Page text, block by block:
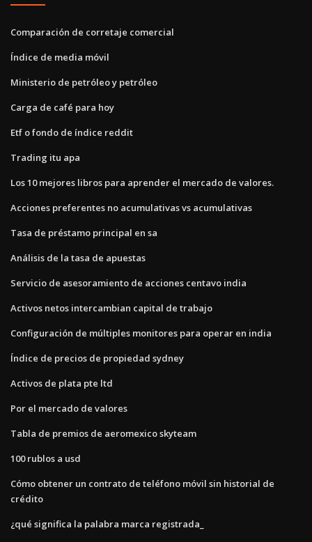
Comparación de corretaje comercial
Índice de media móvil
Ministerio de petróleo y petróleo
Carga de café para hoy
Etf o fondo de índice reddit
Trading itu apa
Los 10 mejores libros para aprender el mercado de valores.
Acciones preferentes no acumulativas vs acumulativas
Tasa de préstamo principal en sa
Análisis de la tasa de apuestas
Servicio de asesoramiento de acciones centavo india
Activos netos intercambian capital de trabajo
Configuración de múltiples monitores para operar en india
Índice de precios de propiedad sydney
Activos de plata pte ltd
Por el mercado de valores
Tabla de premios de aeromexico skyteam
100 rublos a usd
Cómo obtener un contrato de teléfono móvil sin historial de
crédito
¿qué significa la palabra marca registrada_